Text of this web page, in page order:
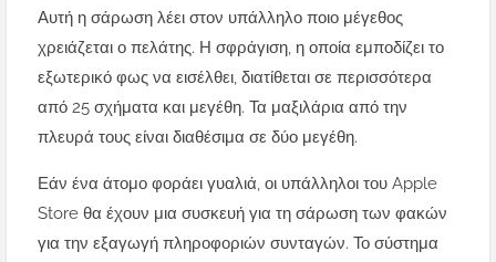
Αυτή η σάρωση λέει στον υπάλληλο ποιο μέγεθος
χρειάζεται ο πελάτης. Η σφράγιση, η οποία εμποδίζει το
εξωτερικό φως να εισέλθει, διατίθεται σε περισσότερα
από 25 σχήματα και μεγέθη. Τα μαξιλάρια από την
πλευρά τους είναι διαθέσιμα σε δύο μεγέθη.
Εάν ένα άτομο φοράει γυαλιά, οι υπάλληλοι του Apple
Store θα έχουν μια συσκευή για τη σάρωση των φακών
για την εξαγωγή πληροφοριών συνταγών. Το σύστημα